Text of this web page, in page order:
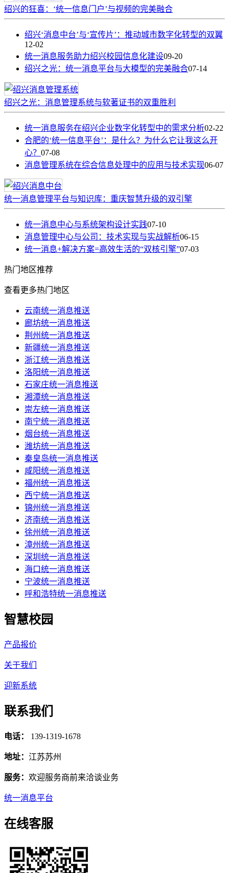
绍兴的狂喜：‘统一信息门户’与视频的完美融合
绍兴‘消息中台’与‘宣传片’：推动城市数字化转型的双翼
12-02
统一消息服务助力绍兴校园信息化建设09-20
绍兴之光：统一消息平台与大模型的完美融合07-14
绍兴之光：消息管理系统与软著证书的双重胜利
统一消息服务在绍兴企业数字化转型中的需求分析02-22
合肥的‘统一信息平台’：是什么？为什么它让我这么开
心？ 07-08
消息管理系统在综合信息处理中的应用与技术实现06-07
统一消息管理平台与知识库：重庆智慧升级的双引擎
统一消息中心与系统架构设计实践07-10
消息管理中心与公司：技术实现与实战解析06-15
统一消息+解决方案=高效生活的“双核引擎”07-03
热门 地区推荐
查看更多热门地区
云南统一消息推送
廊坊统一消息推送
荆州统一消息推送
新疆统一消息推送
浙江统一消息推送
洛阳统一消息推送
石家庄统一消息推送
湘潭统一消息推送
崇左统一消息推送
南宁统一消息推送
烟台统一消息推送
潍坊统一消息推送
秦皇岛统一消息推送
咸阳统一消息推送
福州统一消息推送
西宁统一消息推送
锦州统一消息推送
济南统一消息推送
徐州统一消息推送
漳州统一消息推送
深圳统一消息推送
海口统一消息推送
宁波统一消息推送
呼和浩特统一消息推送
智慧校园
产品报价
关于我们
迎新系统
联系我们
电话： 139-1319-1678
地址： 江苏苏州
服务： 欢迎服务商前来洽谈业务
统一消息平台
在线客服